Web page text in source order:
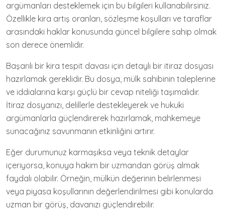
argümanları desteklemek için bu bilgileri kullanabilirsiniz.
Özellikle kira artış oranları, sözleşme koşulları ve taraflar
arasındaki haklar konusunda güncel bilgilere sahip olmak
son derece önemlidir.
Başarılı bir kira tespit davası için detaylı bir itiraz dosyası
hazırlamak gereklidir. Bu dosya, mülk sahibinin taleplerine
ve iddialarına karşı güçlü bir cevap niteliği taşımalıdır.
İtiraz dosyanızı, delillerle destekleyerek ve hukuki
argümanlarla güçlendirerek hazırlamak, mahkemeye
sunacağınız savunmanın etkinliğini artırır.
Eğer durumunuz karmaşıksa veya teknik detaylar
içeriyorsa, konuya hakim bir uzmandan görüş almak
faydalı olabilir. Örneğin, mülkün değerinin belirlenmesi
veya piyasa koşullarının değerlendirilmesi gibi konularda
uzman bir görüş, davanızı güçlendirebilir.